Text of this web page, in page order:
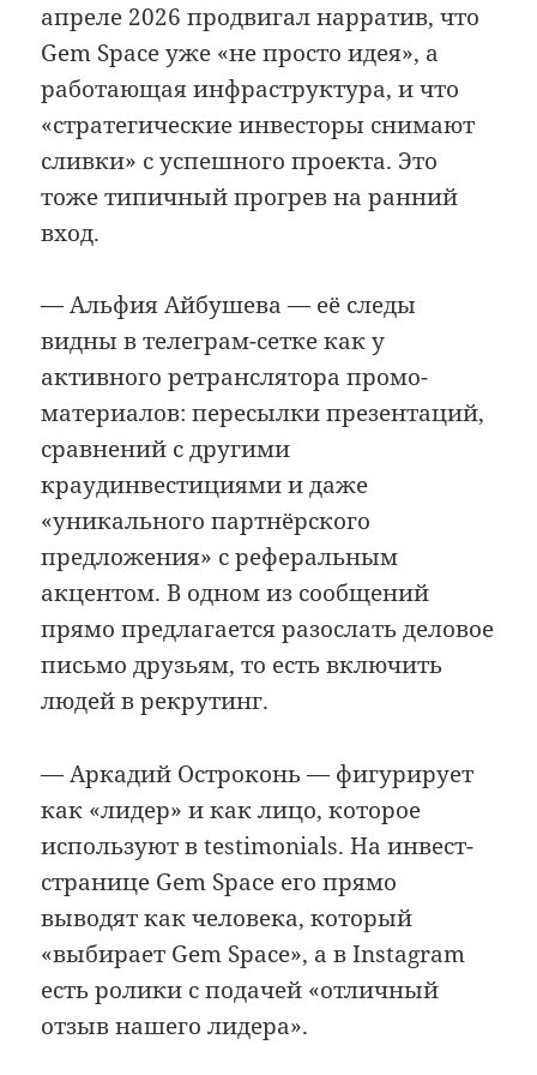
апреле 2026 продвигал нарратив, что
Gem Space уже «не просто идея», а
работающая инфраструктура, и что
«стратегические инвесторы снимают
сливки» с успешного проекта. Это
тоже типичный прогрев на ранний
вход.
— Альфия Айбушева — её следы
видны в телеграм-сетке как у
активного ретранслятора промо-
материалов: пересылки презентаций,
сравнений с другими
краудинвестициями и даже
«уникального партнёрского
предложения» с реферальным
акцентом. В одном из сообщений
прямо предлагается разослать деловое
письмо друзьям, то есть включить
людей в рекрутинг.
— Аркадий Остроконь — фигурирует
как «лидер» и как лицо, которое
используют в testimonials. На инвест-
странице Gem Space его прямо
выводят как человека, который
«выбирает Gem Space», а в Instagram
есть ролики с подачей «отличный
отзыв нашего лидера».